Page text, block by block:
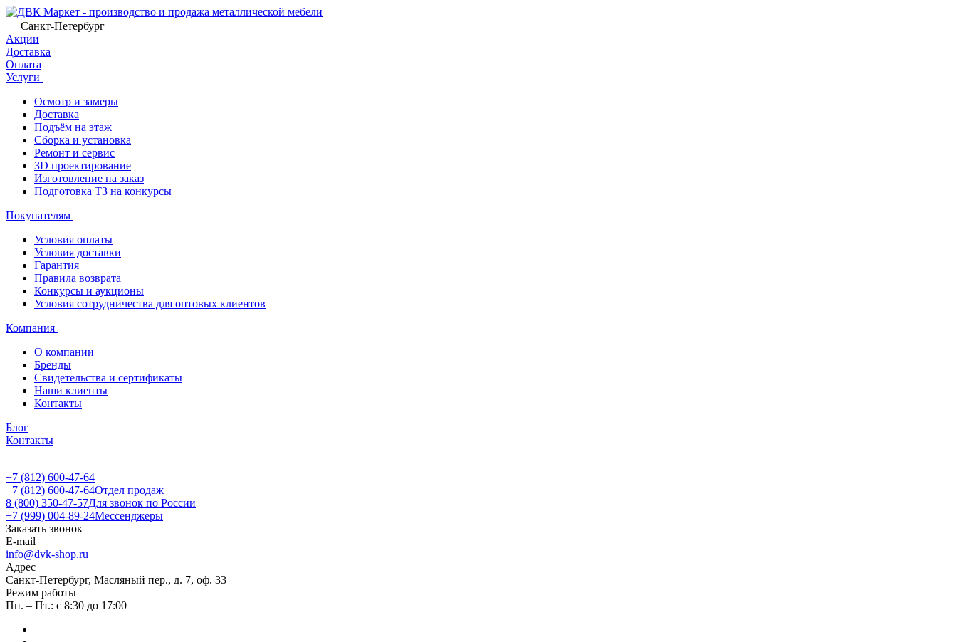
Санкт-Петербург
Акции
Доставка
Оплата
Услуги
Осмотр и замеры
Доставка
Подъём на этаж
Сборка и установка
Ремонт и сервис
3D проектирование
Изготовление на заказ
Подготовка ТЗ на конкурсы
Покупателям
Условия оплаты
Условия доставки
Гарантия
Правила возврата
Конкурсы и аукционы
Условия сотрудничества для оптовых клиентов
Компания
О компании
Бренды
Свидетельства и сертификаты
Наши клиенты
Контакты
Блог
Контакты
+7 (812) 600-47-64
+7 (812) 600-47-64Отдел продаж
8 (800) 350-47-57Для звонок по России
+7 (999) 004-89-24Мессенджеры
Заказать звонок
E-mail
info@dvk-shop.ru
Адрес
Санкт-Петербург, Масляный пер., д. 7, оф. 33
Режим работы
Пн. – Пт.: с 8:30 до 17:00